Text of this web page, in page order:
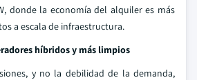
donde la economía del alquiler es más
a escala de infraestructura.
híbridos y más limpios
y no la debilidad de la demanda,